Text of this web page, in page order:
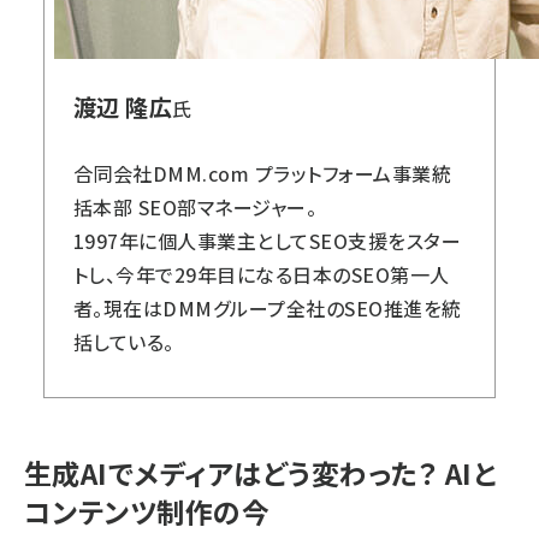
渡辺 隆広氏
合同会社DMM.com プラットフォーム事業統
括本部 SEO部マネージャー。
1997年に個人事業主としてSEO支援をスター
トし、今年で29年目になる日本のSEO第一人
者。現在はDMMグループ全社のSEO推進を統
括している。
生成AIでメディアはどう変わった？ AIと
コンテンツ制作の今